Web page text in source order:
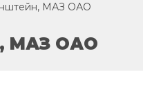
МАЗ ОАО
МАЗ ОАО